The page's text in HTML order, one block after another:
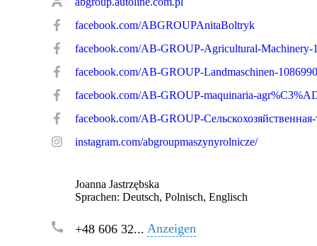
facebook.com/ABGROUPAnitaBoltryk
facebook.com/AB-GROUP-Landmaschinen-
instagram.com/abgroupmaszynyrolnicze/
Joanna Jastrzębska
Sprachen: Deutsch, Polnisch, Englisch
+48 606 32... Anzeigen